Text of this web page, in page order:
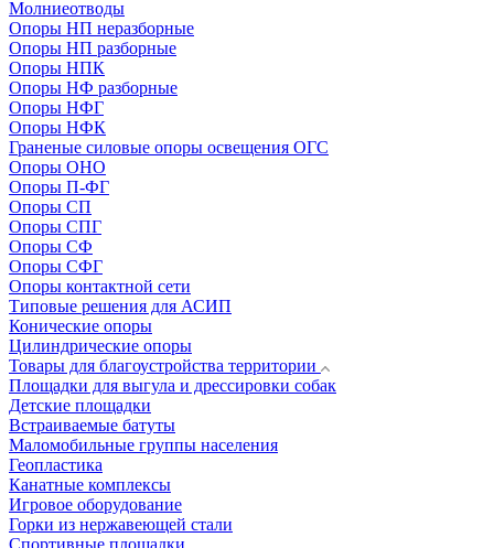
Молниеотводы
Опоры НП неразборные
Опоры НП разборные
Опоры НПК
Опоры НФ разборные
Опоры НФГ
Опоры НФК
Граненые силовые опоры освещения ОГС
Опоры ОНО
Опоры П-ФГ
Опоры СП
Опоры СПГ
Опоры СФ
Опоры СФГ
Опоры контактной сети
Типовые решения для АСИП
Конические опоры
Цилиндрические опоры
Товары для благоустройства территории
Площадки для выгула и дрессировки собак
Детские площадки
Встраиваемые батуты
Маломобильные группы населения
Геопластика
Канатные комплексы
Игровое оборудование
Горки из нержавеющей стали
Спортивные площадки